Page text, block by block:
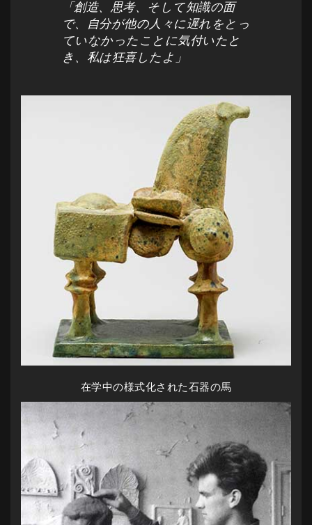
「創造、思考、そして知識の面
で、自分が他の人々に遅れをとっ
ていなかったことに気付いたと
き、私は狂喜したよ」
在学中の様式化された石器の馬